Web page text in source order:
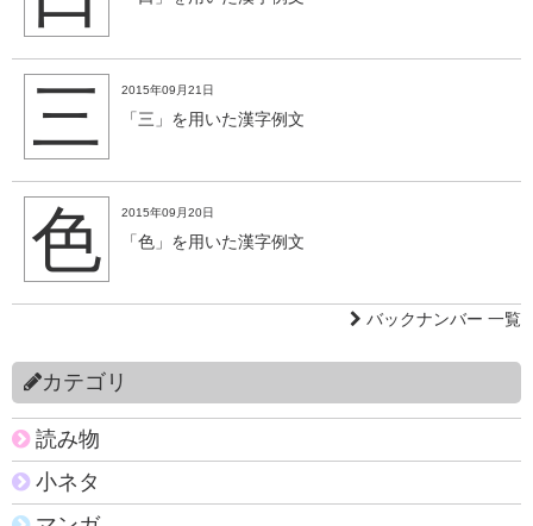
三 2015年09月21日
「三」を用いた漢字例文
色 2015年09月20日
「色」を用いた漢字例文
バックナンバー 一覧
カテゴリ
読み物
小ネタ